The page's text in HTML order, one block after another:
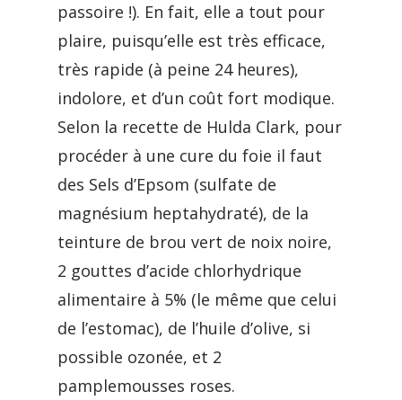
passoire !). En fait, elle a tout pour
plaire, puisqu’elle est très efficace,
très rapide (à peine 24 heures),
indolore, et d’un coût fort modique.
Selon la recette de Hulda Clark, pour
procéder à une cure du foie il faut
des Sels d’Epsom (sulfate de
magnésium heptahydraté), de la
teinture de brou vert de noix noire,
2 gouttes d’acide chlorhydrique
alimentaire à 5% (le même que celui
de l’estomac), de l’huile d’olive, si
possible ozonée, et 2
pamplemousses roses.